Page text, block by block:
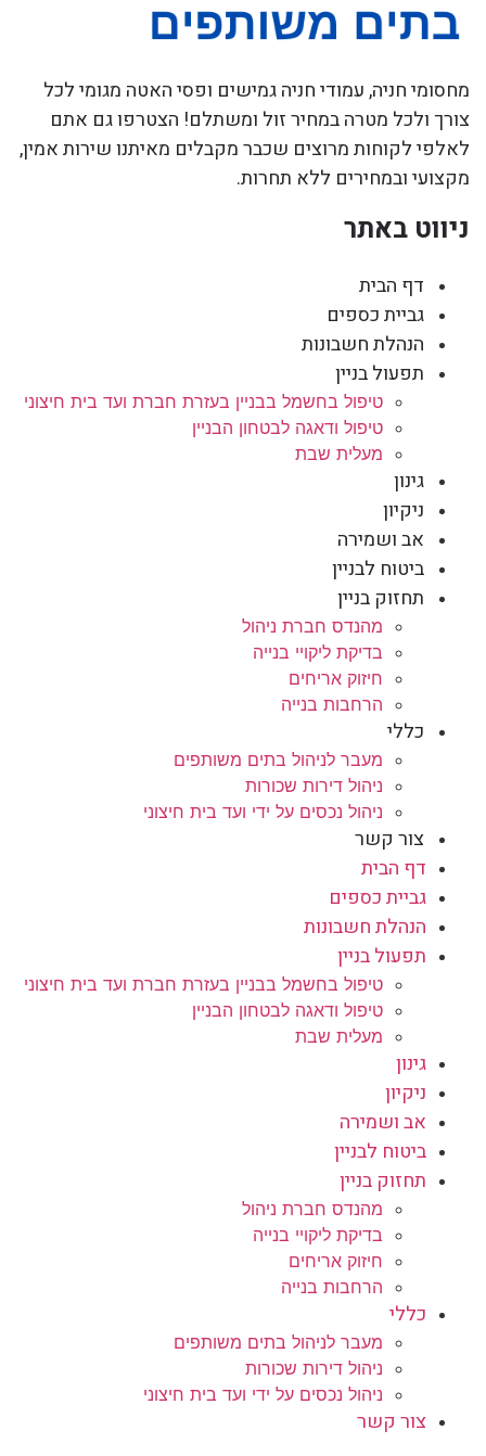
מחסומי חניה, עמודי חניה גמישים ופסי האטה מגומי לכל
צורך ולכל מטרה במחיר זול ומשתלם! הצטרפו גם אתם
לאלפי לקוחות מרוצים שכבר מקבלים מאיתנו שירות אמין,
מקצועי ובמחירים ללא תחרות.
ניווט באתר
דף הבית
גביית כספים
הנהלת חשבונות
תפעול בניין
טיפול בחשמל בבניין בעזרת חברת ועד בית חיצוני
טיפול ודאגה לבטחון הבניין
מעלית שבת
גינון
ניקיון
אב ושמירה
ביטוח לבניין
תחזוק בניין
מהנדס חברת ניהול
בדיקת ליקויי בנייה
חיזוק אריחים
הרחבות בנייה
כללי
מעבר לניהול בתים משותפים
ניהול דירות שכורות
ניהול נכסים על ידי ועד בית חיצוני
צור קשר
דף הבית
גביית כספים
הנהלת חשבונות
תפעול בניין
טיפול בחשמל בבניין בעזרת חברת ועד בית חיצוני
טיפול ודאגה לבטחון הבניין
מעלית שבת
גינון
ניקיון
אב ושמירה
ביטוח לבניין
תחזוק בניין
מהנדס חברת ניהול
בדיקת ליקויי בנייה
חיזוק אריחים
הרחבות בנייה
כללי
מעבר לניהול בתים משותפים
ניהול דירות שכורות
ניהול נכסים על ידי ועד בית חיצוני
צור קשר